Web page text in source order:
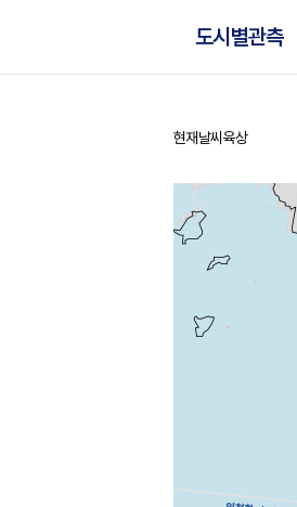
도시별관측
홈
현재날씨 육상